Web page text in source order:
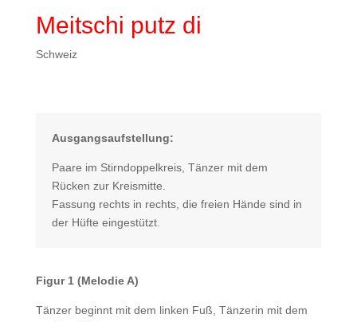
Meitschi putz di
Schweiz
Ausgangsaufstellung:
Paare im Stirndoppelkreis, Tänzer mit dem
Rücken zur Kreismitte.
Fassung rechts in rechts, die freien Hände sind in
der Hüfte eingestützt.
Figur 1 (Melodie A)
Tänzer beginnt mit dem linken Fuß, Tänzerin mit dem